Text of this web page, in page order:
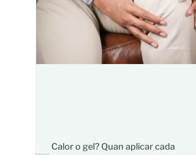
Calor o gel? Quan aplicar cada